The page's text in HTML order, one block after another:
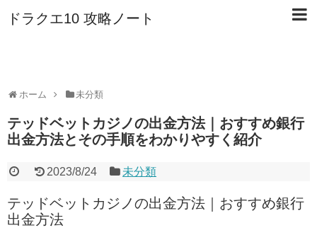
ドラクエ10 攻略ノート
ホーム 未分類
テッドベットカジノの出金方法｜おすすめ銀行
出金方法とその手順をわかりやすく紹介
2023/8/24 未分類
テッドベットカジノの出金方法｜おすすめ銀行
出金方法